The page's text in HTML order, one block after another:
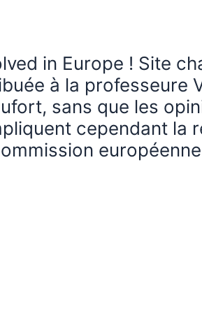
in Europe ! Site
à la professeure
sans que les
cependant la
européenne